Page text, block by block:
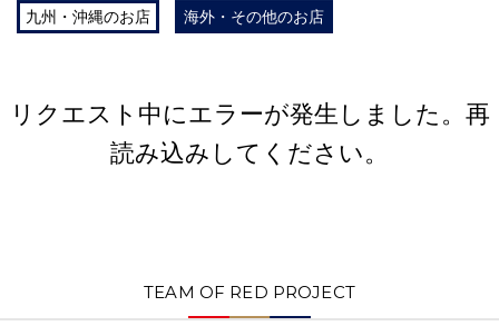
九州・沖縄のお店 海外・その他のお店
リクエスト中にエラーが発生しました。再
読み込みしてください。
TEAM OF RED PROJECT